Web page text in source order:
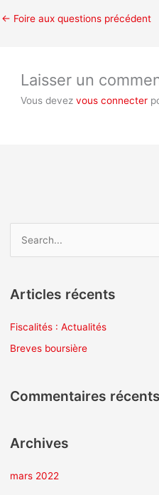
← Foire aux questions précédent
Laisser un
Vous devezvous connecter
h
e
Articles récents
Fiscalités : Actualités
Breves boursière
Commentaires récents
Archives
mars 2022